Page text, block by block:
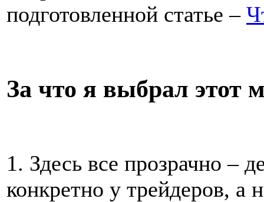
подготовленной статье –
За что я выбрал этот
1. Здесь все прозрачно –
конкретно у трейдеров, а